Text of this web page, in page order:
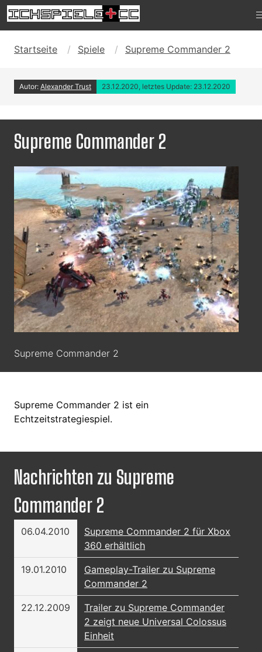
Startseite Spiele Supreme Commander 2
Autor: Alexander Trust 23.12.2020, letztes Update: 23.12.2020
Supreme Commander 2
Supreme Commander 2
Supreme Commander 2 ist ein
Echtzeitstrategiespiel.
Nachrichten zu Supreme
Commander 2
06.04.2010
Supreme Commander 2 für Xbox
360 erhältlich
19.01.2010
Gameplay-Trailer zu Supreme
Commander 2
22.12.2009
Trailer zu Supreme Commander
2 zeigt neue Universal Colossus
Einheit